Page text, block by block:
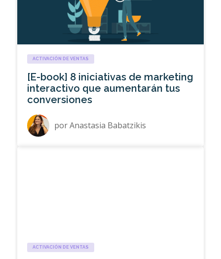
ACTIVACIÓN DE VENTAS
[E-book] 8 iniciativas de marketing
interactivo que aumentarán tus
conversiones
porAnastasia Babatzikis
ACTIVACIÓN DE VENTAS